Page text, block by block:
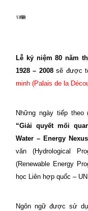
Lễ kỷ niệm 80 năm
1928 – 2008sẽ được
minh (Palais de la
Những ngày tiếp theo
“Giải quyết mối
Water – Energy
văn (Hydrological
(Renewable Energy
học Liên hợp quốc –
Ngôn ngữ được sử